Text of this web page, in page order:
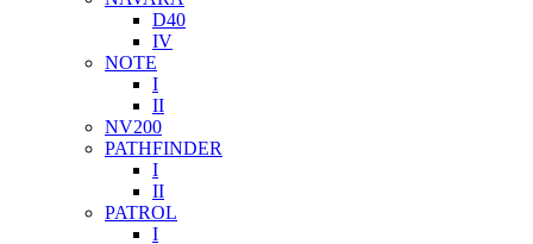
D40
IV
NOTE
I
II
NV200
PATHFINDER
I
II
PATROL
I